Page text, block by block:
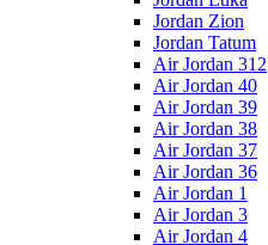
Jordan Zion
Jordan Tatum
Air Jordan 312
Air Jordan 40
Air Jordan 39
Air Jordan 38
Air Jordan 37
Air Jordan 36
Air Jordan 1
Air Jordan 3
Air Jordan 4